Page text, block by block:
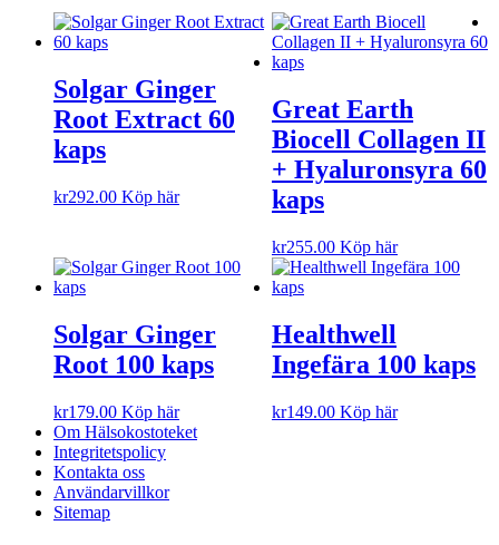
Solgar Ginger
Root Extract 60
kaps
kr292.00 Köp här
Great Earth
Biocell Collagen II
+ Hyaluronsyra 60
kaps
kr255.00 Köp här
Solgar Ginger
Root 100 kaps
kr179.00 Köp här
Healthwell
Ingefära 100 kaps
kr149.00 Köp här
Om Hälsokostoteket
Integritetspolicy
Kontakta oss
Användarvillkor
Sitemap